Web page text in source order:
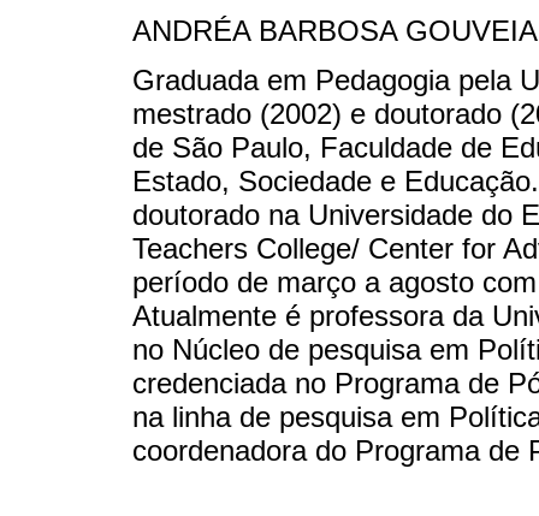
ANDRÉA BARBOSA GOUVEIA
Graduada em Pedagogia pela
mestrado (2002) e doutorado
de São Paulo, Faculdade de
Estado, Sociedade e
doutorado na Universidade do
Teachers College/ Center for
período de março a agosto
Atualmente é professora da
no Núcleo de pesquisa em
credenciada no Programa de
na linha de pesquisa em
coordenadora do Programa de